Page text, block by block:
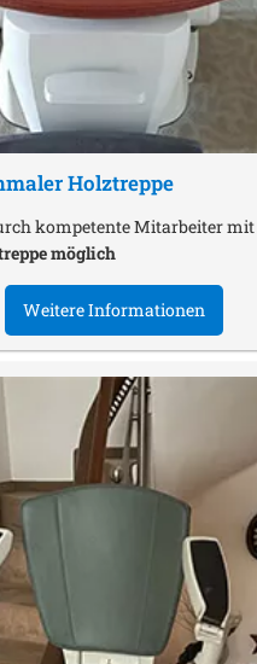
Holztreppe
kompetente Mitarbeiter mit
möglich
Weitere Informationen